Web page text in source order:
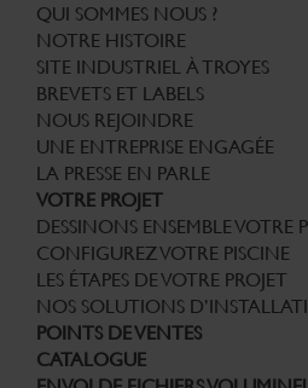
QUI SOMMES NOUS ?
NOTRE HISTOIRE
SITE INDUSTRIEL À TROYES
BREVETS ET LABELS
NOUS REJOINDRE
UNE ENTREPRISE ENGAGÉE
LA PRESSE EN PARLE
VOTRE PROJET
DESSINONS ENSEMBLE VOTRE
CONFIGUREZ VOTRE PISCINE
LES ÉTAPES DE VOTRE PROJET
NOS SOLUTIONS
POINTS DE VENTES
CATALOGUE